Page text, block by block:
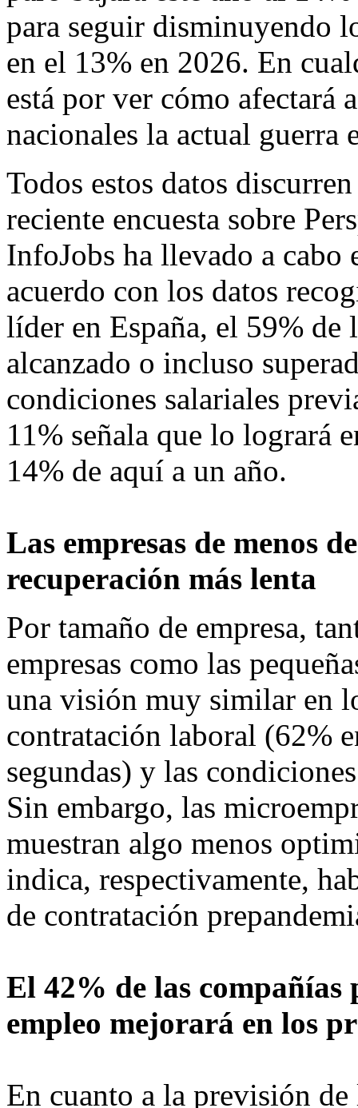
para seguir disminuyendo
en el 13% en 2026. En
está por ver cómo afectará
nacionales la actual guerra
Todos estos datos
reciente encuesta sobre
InfoJobs ha llevado a cabo
acuerdo con los datos
líder en España, el 59% de
alcanzado o incluso
condiciones salariales
11% señala que lo logrará
14% de aquí a un año.
Las empresas de menos
recuperación más lenta
Por tamaño de empresa,
empresas como las
una visión muy similar en
contratación laboral (62%
segundas) y las
Sin embargo, las
muestran algo menos
indica, respectivamente,
de contratación
El 42% de las compañías
empleo mejorará en los
En cuanto a la previsión